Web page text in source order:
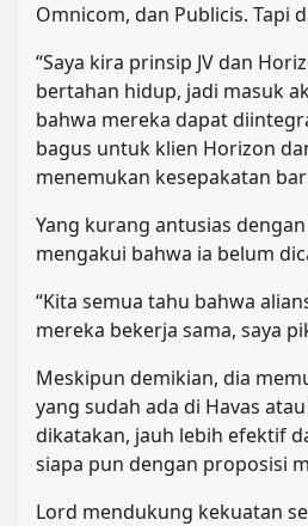
Omnicom, dan Publicis. Tapi
“Saya kira prinsip JV dan
bertahan hidup, jadi masuk
bahwa mereka dapat
bagus untuk klien Horizon
menemukan kesepakatan
Yang kurang antusias
mengakui bahwa ia belum
“Kita semua tahu bahwa
mereka bekerja sama, saya
Meskipun demikian, dia
yang sudah ada di Havas
dikatakan, jauh lebih efektif
siapa pun dengan proposisi
Lord mendukung kekuatan